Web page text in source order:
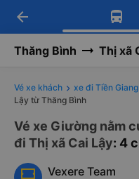
Tải app
Nhận ưu
Tải app
-30k/ghế
arrow_back
Thăng Bình Thị xã
Vé xe khách xe đi Tiền
Lậy từ Thăng Bình
Vé xe Giường nằm
đi Thị xã Cai Lậy: 4
Vexere Team